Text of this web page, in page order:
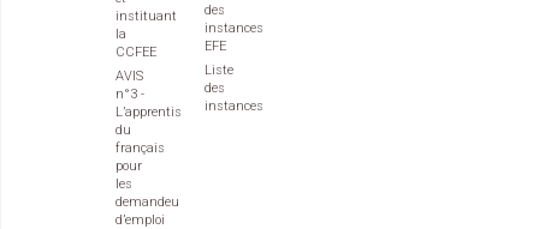
instituant
la
CCFEE
AVIS
n°3 -
L’apprentissage
du
français
pour
les
demandeurs
d’emploi
des
instances
EFE
Liste
des
instances